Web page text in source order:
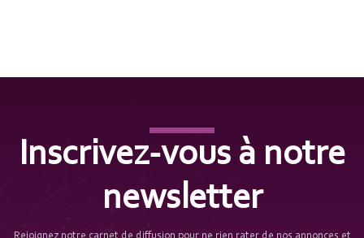
Inscrivez-vous à notre
newsletter